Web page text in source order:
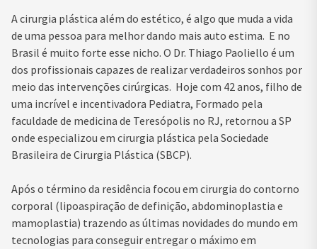
A cirurgia plástica além do estético, é algo que muda a vida
de uma pessoa para melhor dando mais auto estima. E no
Brasil é muito forte esse nicho. O Dr. Thiago Paoliello é um
dos profissionais capazes de realizar verdadeiros sonhos por
meio das intervenções cirúrgicas. Hoje com 42 anos, filho de
uma incrível e incentivadora Pediatra, Formado pela
faculdade de medicina de Teresópolis no RJ, retornou a SP
onde especializou em cirurgia plástica pela Sociedade
Brasileira de Cirurgia Plástica (SBCP).
Após o término da residência focou em cirurgia do contorno
corporal (lipoaspiração de definição, abdominoplastia e
mamoplastia) trazendo as últimas novidades do mundo em
tecnologias para conseguir entregar o máximo em